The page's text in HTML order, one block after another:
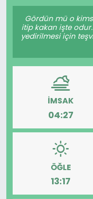
Gördün mü o
itip kakan işte
yedirilmesi için
İMSAK
04:27
ÖĞLE
13:17
Gündem
KKTC
KKTC YEREL
Kültür Sanat
Magazin
Nöbetçi
Otomobil